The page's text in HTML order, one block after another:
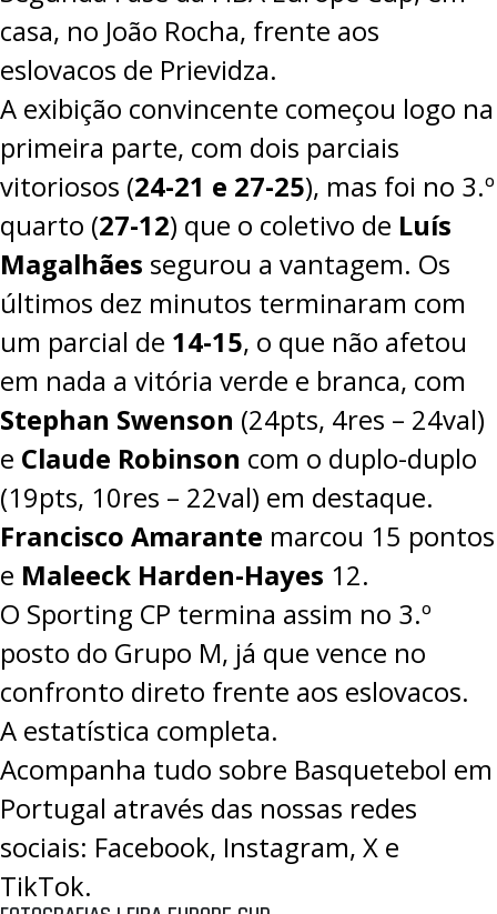
casa, no João Rocha, frente aos
eslovacos de Prievidza.
A exibição convincente começou logo na
primeira parte, com dois parciais
vitoriosos (24-21 e 27-25), mas foi no 3.º
quarto (27-12) que o coletivo de Luís
Magalhães segurou a vantagem. Os
últimos dez minutos terminaram com
um parcial de 14-15, o que não afetou
em nada a vitória verde e branca, com
Stephan Swenson (24pts, 4res – 24val)
e Claude Robinson com o duplo-duplo
(19pts, 10res – 22val) em destaque.
Francisco Amarante marcou 15 pontos
e Maleeck Harden-Hayes 12.
O Sporting CP termina assim no 3.º
posto do Grupo M, já que vence no
confronto direto frente aos eslovacos.
A estatística completa.
Acompanha tudo sobre Basquetebol em
Portugal através das nossas redes
sociais: Facebook, Instagram, X e
TikTok.